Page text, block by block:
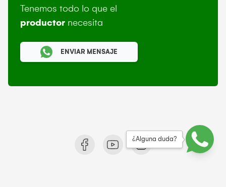
Tenemos todo lo que el
productor necesita
ENVIAR MENSAJE
¿Alguna duda?